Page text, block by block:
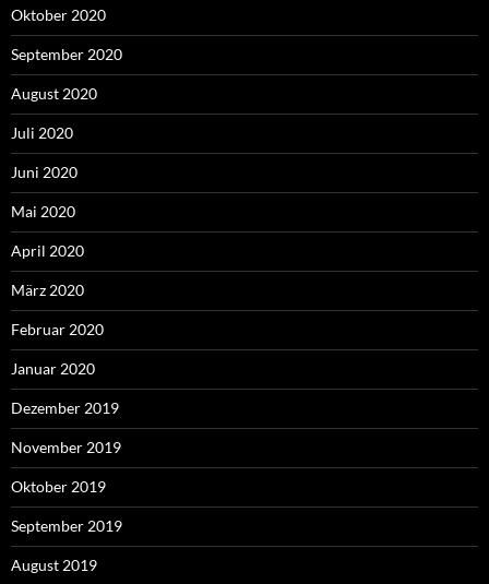
Oktober 2020
September 2020
August 2020
Juli 2020
Juni 2020
Mai 2020
April 2020
März 2020
Februar 2020
Januar 2020
Dezember 2019
November 2019
Oktober 2019
September 2019
August 2019